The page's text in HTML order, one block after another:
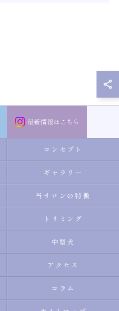
最新情報はこちら
コンセプト
ギャラリー
当サロンの特徴
トリミング
中型犬
アクセス
コラム